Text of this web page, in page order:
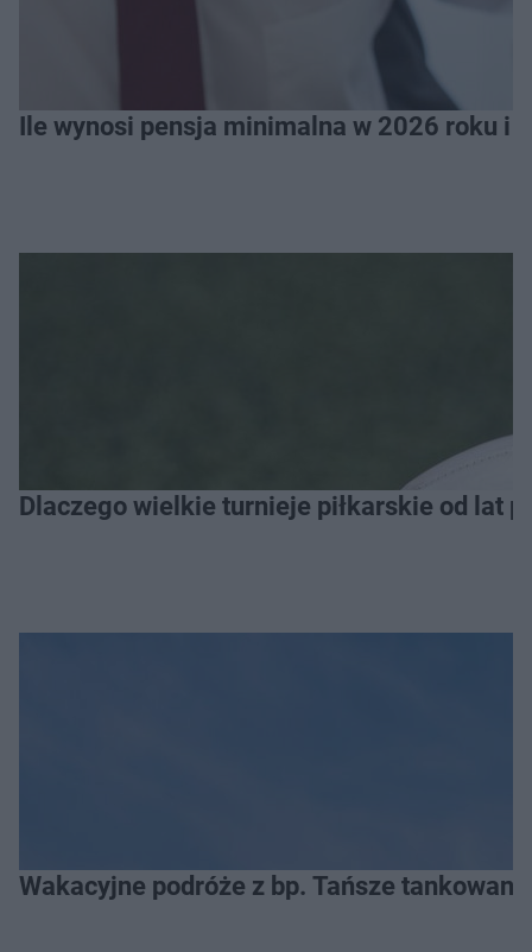
Ile wynosi pensja minimalna w 2026 roku i
Dlaczego wielkie turnieje piłkarskie od lat
Wakacyjne podróże z bp. Tańsze